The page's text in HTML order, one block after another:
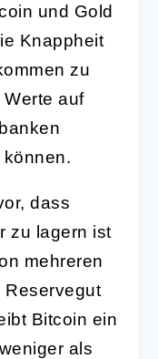
und Gold
Knappheit
zu
auf
dass
zu lagern ist
mehreren
Reservegut
Bitcoin ein
als